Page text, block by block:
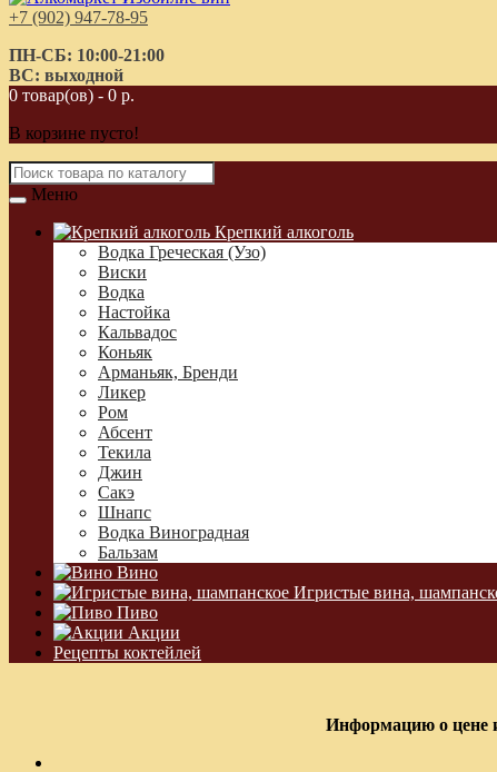
+7 (902) 947-78-95
ПН-СБ: 10:00-21:00
ВС: выходной
0 товар(ов) - 0 р.
В корзине пусто!
Меню
Крепкий алкоголь
Водка Греческая (Узо)
Виски
Водка
Настойка
Кальвадос
Коньяк
Арманьяк, Бренди
Ликер
Ром
Абсент
Текила
Джин
Сакэ
Шнапс
Водка Виноградная
Бальзам
Вино
Игристые вина,
Пиво
Акции
Рецепты коктейлей
Информацию о цене